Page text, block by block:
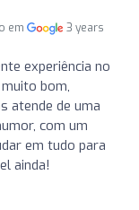
em
3 years
experiência no
bom,
atende de uma
com um
em tudo para
ainda!